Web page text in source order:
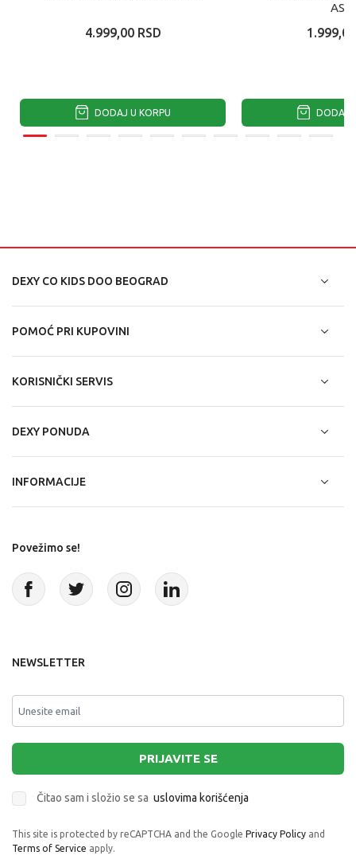
4.999,00 RSD
DODAJ U KORPU
1.999,00
DODAJ
DEXY CO KIDS DOO BEOGRAD
POMOĆ PRI KUPOVINI
KORISNIČKI SERVIS
DEXY PONUDA
INFORMACIJE
Povežimo se!
NEWSLETTER
PRIJAVITE SE
Čitao sam i složio se sa uslovima korišćenja
This site is protected by reCAPTCHA and the Google Privacy Policy and
Terms of Service apply.